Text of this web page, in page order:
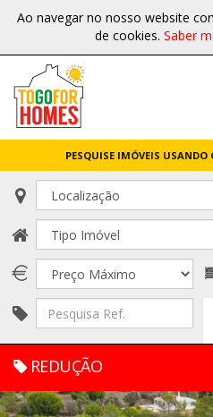
Ao navegar no nosso website
de cookies. Saber
PESQUISE IMÓVEIS
REDUÇÃO